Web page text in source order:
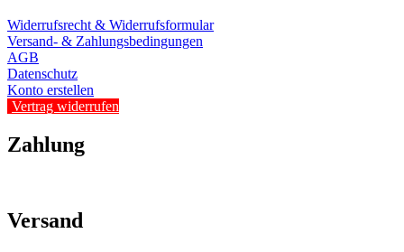
Widerrufsrecht & Widerrufsformular
Versand- & Zahlungsbedingungen
AGB
Datenschutz
Konto erstellen
Vertrag widerrufen
Zahlung
Versand